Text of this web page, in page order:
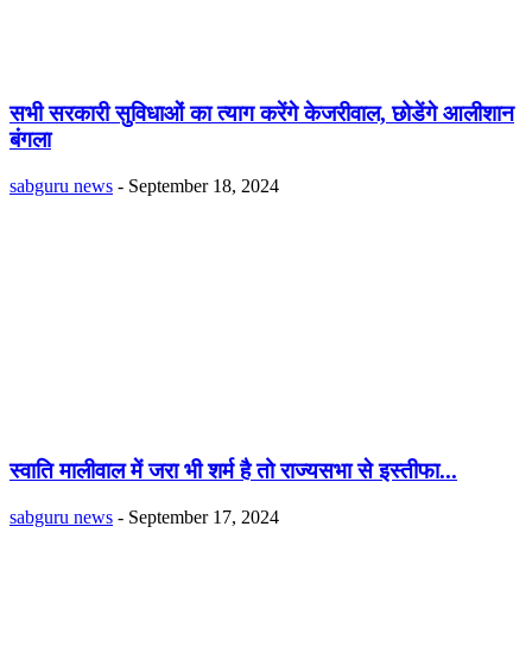
सभी सरकारी सुविधाओं का त्याग करेंगे केजरीवाल, छोडेंगे आलीशान
बंगला
sabguru news - September 18, 2024
स्वाति मालीवाल में जरा भी शर्म है तो राज्यसभा से इस्तीफा...
sabguru news - September 17, 2024